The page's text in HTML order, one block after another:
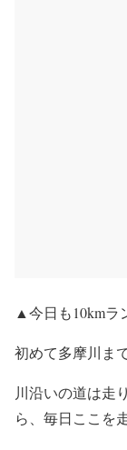
▲今日も10kmラ
初めて多摩川ま
川沿いの道は走
ら、毎日ここを